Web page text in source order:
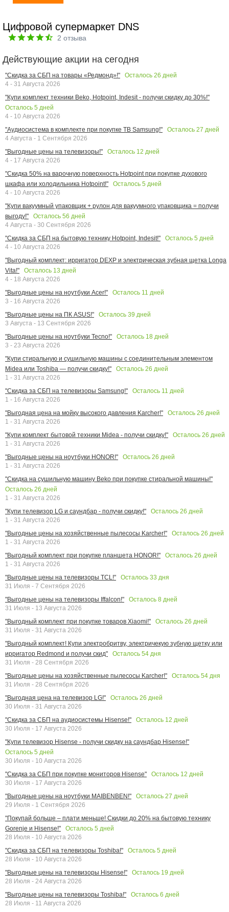
Цифровой супермаркет DNS
2 отзыва
Действующие акции на сегодня
"Скидка за СБП на товары «Редмонд»!" Осталось 26 дней
4 - 31 Августа 2026
"Купи комплект техники Beko, Hotpoint, Indesit - получи скидку до 30%!"
Осталось 5 дней
4 - 10 Августа 2026
"Аудиосистема в комплекте при покупке ТВ Samsung!"
Осталось 27 дней
4 Августа - 1 Сентября 2026
"Выгодные цены на телевизоры!"
Осталось 12 дней
4 - 17 Августа 2026
"Скидка 50% на варочную поверхность Hotpoint при покупке духового
шкафа или холодильника Hotpoint!"
Осталось 5 дней
4 - 10 Августа 2026
"Купи вакуумный упаковщик + рулон для вакуумного упаковщика = получи
выгоду!"
Осталось 56 дней
4 Августа - 30 Сентября 2026
"Скидка за СБП на бытовую технику Hotpoint, Indesit!"
Осталось 5 дней
4 - 10 Августа 2026
"Выгодный комплект: ирригатор DEXP и электрическая зубная щетка Longa
Vita!"
Осталось 13 дней
4 - 18 Августа 2026
"Выгодные цены на ноутбуки Acer!"
Осталось 11 дней
3 - 16 Августа 2026
"Выгодные цены на ПК ASUS!"
Осталось 39 дней
3 Августа - 13 Сентября 2026
"Выгодные цены на ноутбуки Tecno!"
Осталось 18 дней
3 - 23 Августа 2026
"Купи стиральную и сушильную машины с соединительным элементом
Midea или Toshiba — получи скидку!"
Осталось 26 дней
1 - 31 Августа 2026
"Скидка за СБП на телевизоры Samsung!"
Осталось 11 дней
1 - 16 Августа 2026
"Выгодная цена на мойку высокого давления Karcher!"
Осталось 26 дней
1 - 31 Августа 2026
"Купи комплект бытовой техники Midea - получи скидку!"
Осталось 26 дней
1 - 31 Августа 2026
"Выгодные цены на ноутбуки HONOR!"
Осталось 26 дней
1 - 31 Августа 2026
"Скидка на сушильную машину Beko при покупке стиральной машины!"
Осталось 26 дней
1 - 31 Августа 2026
"Купи телевизор LG и саундбар - получи скидку!"
Осталось 26 дней
1 - 31 Августа 2026
"Выгодные цены на хозяйственные пылесосы Karcher!"
Осталось 26 дней
1 - 31 Августа 2026
"Выгодный комплект при покупке планшета HONOR!"
Осталось 26 дней
1 - 31 Августа 2026
"Выгодные цены на телевизоры TCL!"
Осталось 33 дня
31 Июля - 7 Сентября 2026
"Выгодные цены на телевизоры Iffalcon!"
Осталось 8 дней
31 Июля - 13 Августа 2026
"Выгодный комплект при покупке товаров Xiaomi!"
Осталось 26 дней
31 Июля - 31 Августа 2026
"Выгодный комплект! Купи электробритву, электричекую зубную щетку или
ирригатор Redmond и получи скид"
Осталось 54 дня
31 Июля - 28 Сентября 2026
"Выгодные цены на хозяйственные пылесосы Karcher!"
Осталось 54 дня
31 Июля - 28 Сентября 2026
"Выгодная цена на телевизор LG!"
Осталось 26 дней
30 Июля - 31 Августа 2026
"Скидка за СБП на аудиосистемы Hisense!"
Осталось 12 дней
30 Июля - 17 Августа 2026
"Купи телевизор Hisense - получи скидку на саундбар Hisense!"
Осталось 5 дней
30 Июля - 10 Августа 2026
"Скидка за СБП при покупке мониторов Hisense"
Осталось 12 дней
30 Июля - 17 Августа 2026
"Выгодные цены на ноутбуки MAIBENBEN!"
Осталось 27 дней
29 Июля - 1 Сентября 2026
"Покупай больше – плати меньше! Скидки до 20% на бытовую технику
Gorenje и Hisense!"
Осталось 5 дней
28 Июля - 10 Августа 2026
"Скидка за СБП на телевизоры Toshiba!"
Осталось 5 дней
28 Июля - 10 Августа 2026
"Выгодные цены на телевизоры Hisense!"
Осталось 19 дней
28 Июля - 24 Августа 2026
"Выгодные цены на телевизоры Toshiba!"
Осталось 6 дней
28 Июля - 11 Августа 2026